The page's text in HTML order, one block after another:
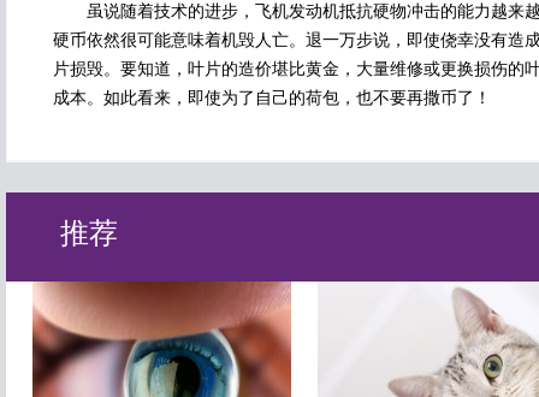
虽说随着技术的进步，飞机发动机抵抗硬物冲击的能力越来
硬币依然很可能意味着机毁人亡。退一万步说，即使侥幸没有造
片损毁。要知道，叶片的造价堪比黄金，大量维修或更换损伤的
成本。如此看来，即使为了自己的荷包，也不要再撒币了！
推荐